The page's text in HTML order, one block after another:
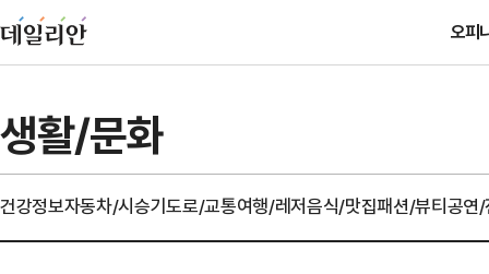
오피
생활/문화
건강정보자동차/시승기도로/교통여행/레저음식/맛집패션/뷰티공연